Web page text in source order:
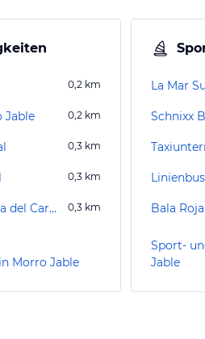
0,2 km
Jable 0,2 km
0,3 km
0,3 km
Kirche Nuestra Señora del Carmen 0,3 km
Morro Jable
La Mar
Bala Roja
Sport-
Jable